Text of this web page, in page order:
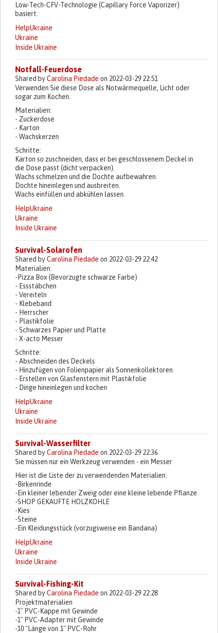
Low-Tech-CFV-Technologie (Capillary Force Vaporizer)
basiert.
HelpUkraine
Ukraine
Inside Ukraine
Notfall-Feuerdose
Shared byCarolina Piedade on 2022-03-29 22:51
Verwenden Sie diese Dose als Notwärmequelle, Licht oder
sogar zum Kochen.
Materialien:
- Zuckerdose
- Karton
- Wachskerzen
Schritte:
Karton so zuschneiden, dass er bei geschlossenem Deckel in
die Dose passt (dicht verpacken).
Wachs schmelzen und die Dochte aufbewahren.
Dochte hineinlegen und ausbreiten.
Wachs einfüllen und abkühlen lassen.
HelpUkraine
Ukraine
Inside Ukraine
Survival-Solarofen
Shared byCarolina Piedade on 2022-03-29 22:42
Materialien:
-Pizza Box (Bevorzugte schwarze Farbe)
- Essstäbchen
- Vereiteln
- Klebeband
- Herrscher
- Plastikfolie
- Schwarzes Papier und Platte
- X-acto Messer
Schritte:
- Abschneiden des Deckels
- Hinzufügen von Folienpapier als Sonnenkollektoren
- Erstellen von Glasfenstern mit Plastikfolie
- Dinge hineinlegen und kochen
HelpUkraine
Ukraine
Inside Ukraine
Survival-Wasserfilter
Shared byCarolina Piedade on 2022-03-29 22:36
Sie müssen nur ein Werkzeug verwenden - ein Messer
Hier ist die Liste der zu verwendenden Materialien:
-Birkenrinde
-Ein kleiner lebender Zweig oder eine kleine lebende Pflanze
-SHOP GEKAUFTE HOLZKOHLE
-Kies
-Steine
-Ein Kleidungsstück (vorzugsweise ein Bandana)
HelpUkraine
Ukraine
Inside Ukraine
Survival-Fishing-Kit
Shared byCarolina Piedade on 2022-03-29 22:28
Projektmaterialien
-1" PVC-Kappe mit Gewinde
-1" PVC-Adapter mit Gewinde
-10 "Länge von 1" PVC-Rohr